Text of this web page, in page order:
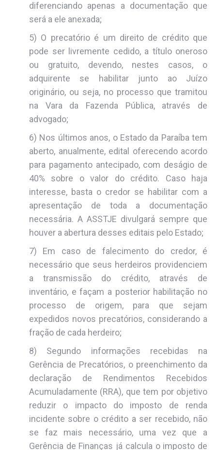
diferenciando apenas a documentação que
será a ele anexada;
5) O precatório é um direito de crédito que
pode ser livremente cedido, a título oneroso
ou gratuito, devendo, nestes casos, o
adquirente se habilitar junto ao Juízo
originário, ou seja, no processo que tramitou
na Vara da Fazenda Pública, através de
advogado;
6) Nos últimos anos, o Estado da Paraíba tem
aberto, anualmente, edital oferecendo acordo
para pagamento antecipado, com deságio de
40% sobre o valor do crédito. Caso haja
interesse, basta o credor se habilitar com a
apresentação de toda a documentação
necessária. A ASSTJE divulgará sempre que
houver a abertura desses editais pelo Estado;
7) Em caso de falecimento do credor, é
necessário que seus herdeiros providenciem
a transmissão do crédito, através de
inventário, e façam a posterior habilitação no
processo de origem, para que sejam
expedidos novos precatórios, considerando a
fração de cada herdeiro;
8) Segundo informações recebidas na
Gerência de Precatórios, o preenchimento da
declaração de Rendimentos Recebidos
Acumuladamente (RRA), que tem por objetivo
reduzir o impacto do imposto de renda
incidente sobre o crédito a ser recebido, não
se faz mais necessário, uma vez que a
Gerência de Finanças já calcula o imposto de